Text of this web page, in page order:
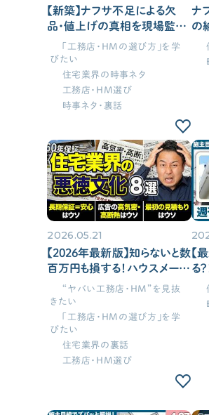
間取り
間取りの基本知識・ツ
間取り実例（せやまどり
時事ネタ・裏話
住宅業界の時事ネタ
せやまの活動・ミッシ
【新築】ナフサ不足による欠
品・値上げの真相を現場監督
に直撃インタビュー｜ニュース
では報じられない現場の裏側
と施主がすべき対策とは
「工務店・HMの選び方」を学
びたい
住宅業界の時事ネタ
工務店・HM選び
時事ネタ・裏話
ナ
の
今
2026.05.21
【2026年最新版】知らないと数
百万円も損する！ハウスメーカ
ー選びで陥る「8つの落とし
穴」と対策［注文住宅/新築］
“ヤバい工務店・HM”を見抜
きたい
「工務店・HMの選び方」を学
びたい
住宅業界の裏話
工務店・HM選び
【
る
撃
事